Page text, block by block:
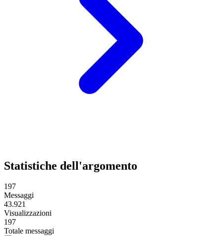
Statistiche dell'argomento
197
Messaggi
43.921
Visualizzazioni
197
Totale messaggi